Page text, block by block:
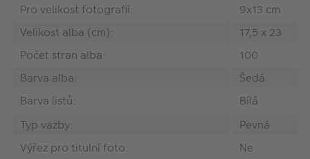
Pro velikost fotografií:
9x13 cm
Velikost alba (cm):
17,5 x 23
Počet stran alba:
100
Barva alba:
Šedá
Barva listů:
Bílá
Typ vazby:
Pevná
Výřez pro titulní foto:
Ne